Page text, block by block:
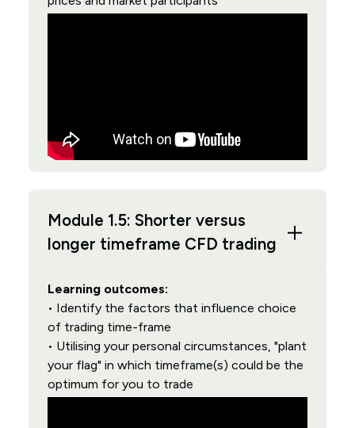
Module 1.5: Shorter versus
longer timeframe CFD trading
Learning outcomes:
• Identify the factors that influence choice
of trading time-frame
• Utilising your personal circumstances, "plant
your flag" in which timeframe(s) could be the
optimum for you to trade